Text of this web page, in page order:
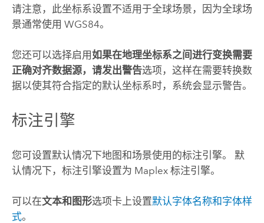
请注意，此坐标系设置不适用于全球场景，因为全球场
景通常使用 WGS84。
您还可以选择启用如果在地理坐标系之间进行变换需要
正确对齐数据源，请发出警告选项，这样在需要转换数
据以使其符合指定的默认坐标系时，系统会显示警告。
标注引擎
您可设置默认情况下地图和场景使用的标注引擎。 默
认情况下，标注引擎设置为 Maplex 标注引擎。
可以在文本和图形选项卡上设置默认字体名称和字体样
式。